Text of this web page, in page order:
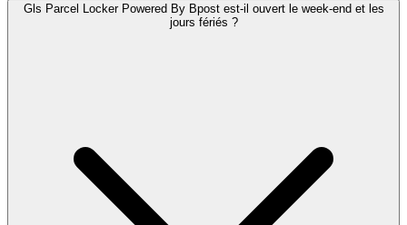
Gls Parcel Locker Powered By Bpost est-il ouvert le week-end et les
jours fériés ?